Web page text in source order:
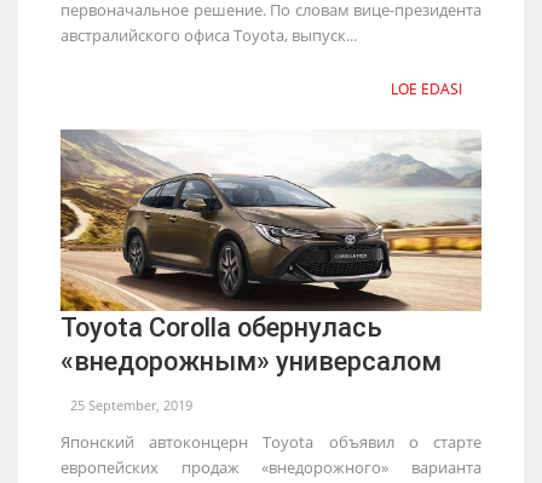
первоначальное решение. По словам вице-президента
австралийского офиса Toyota, выпуск...
LOE EDASI
Toyota Corolla обернулась
«внедорожным» универсалом
25 September, 2019
Японский автоконцерн Toyota объявил о старте
европейских продаж «внедорожного» варианта